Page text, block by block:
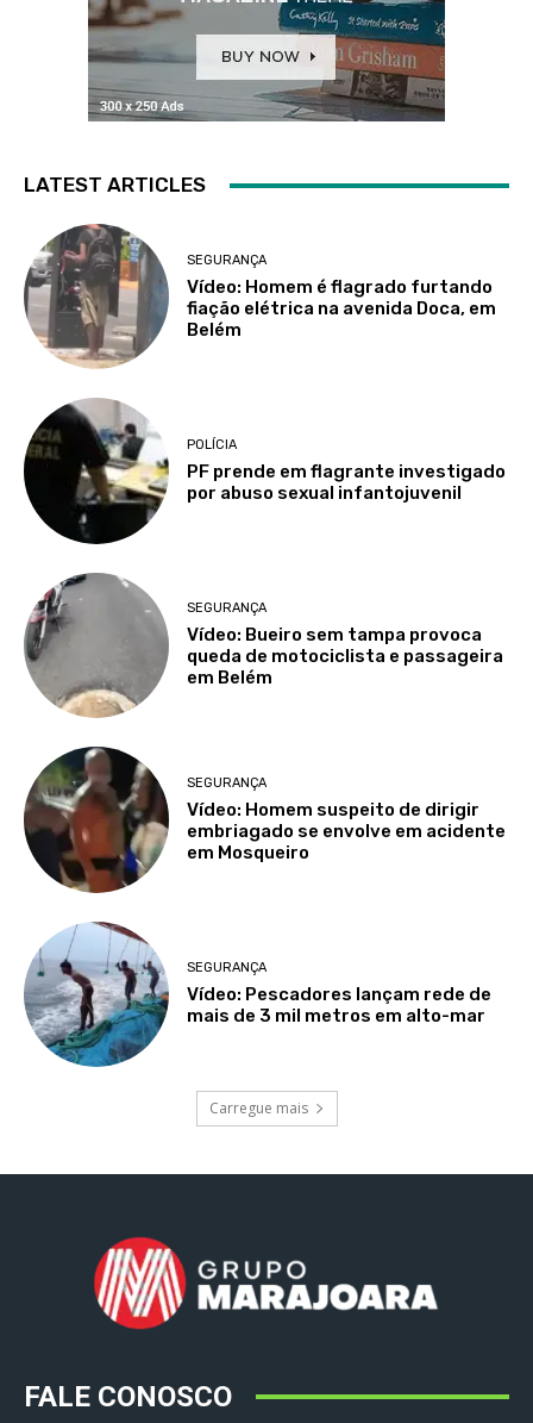
LATEST ARTICLES
SEGURANÇA
Vídeo: Homem é flagrado furtando
fiação elétrica na avenida Doca, em
Belém
POLÍCIA
PF prende em flagrante investigado
por abuso sexual infantojuvenil
SEGURANÇA
Vídeo: Bueiro sem tampa provoca
queda de motociclista e passageira
em Belém
SEGURANÇA
Vídeo: Homem suspeito de dirigir
embriagado se envolve em acidente
em Mosqueiro
SEGURANÇA
Vídeo: Pescadores lançam rede de
mais de 3 mil metros em alto-mar
Carregue mais
FALE CONOSCO